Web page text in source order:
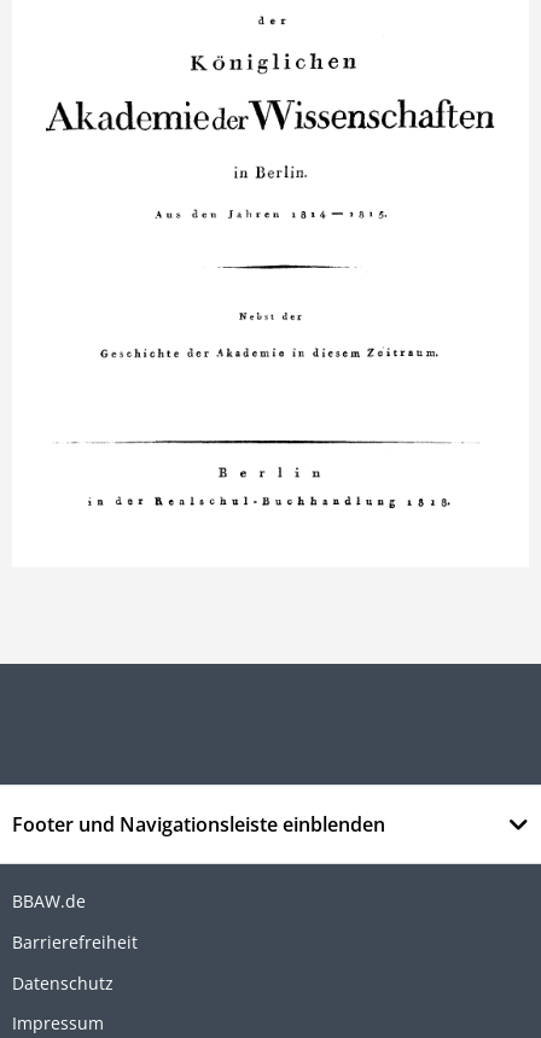
Footer und Navigationsleiste einblenden
BBAW.de
Barrierefreiheit
Datenschutz
Impressum